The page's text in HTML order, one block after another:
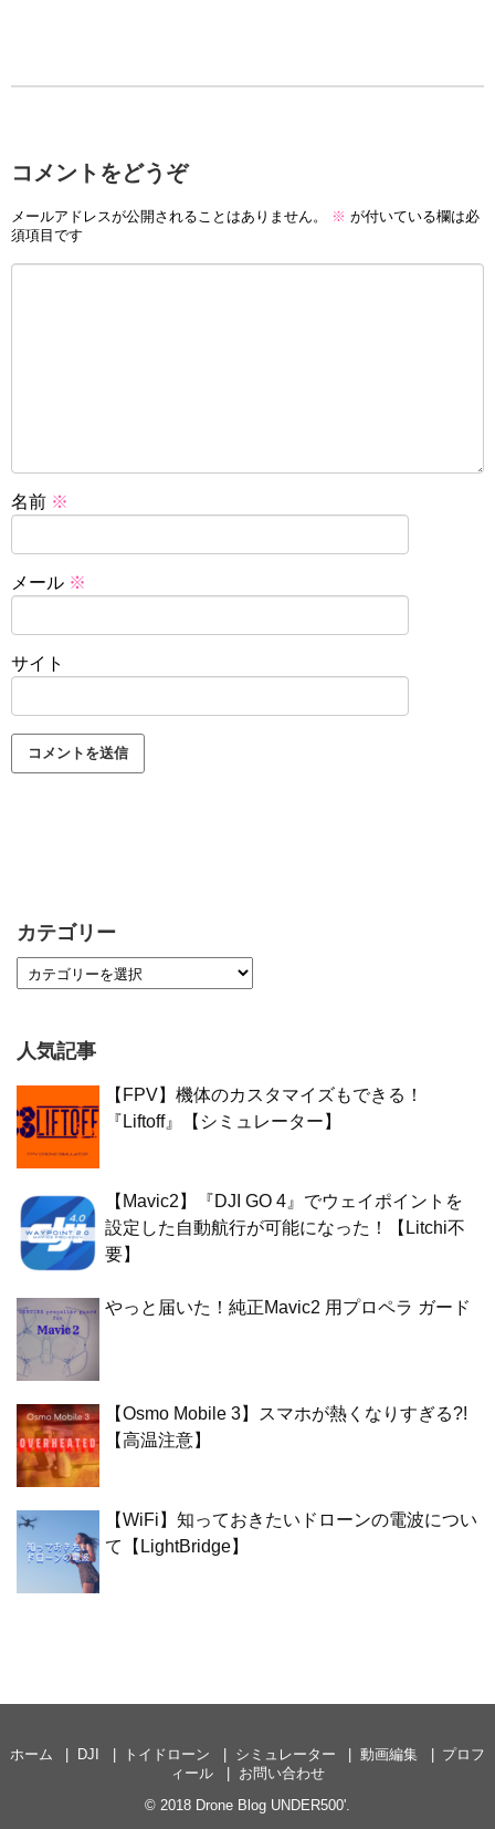
コメントをどうぞ
メールアドレスが公開されることはありません。 ※ が付いている欄は必
須項目です
名前 ※
メール ※
サイト
カテゴリー
人気記事
【FPV】機体のカスタマイズもできる！
『Liftoff』【シミュレーター】
【Mavic2】『DJI GO 4』でウェイポイントを
設定した自動航行が可能になった！【Litchi不
要】
やっと届いた！純正Mavic2 用プロペラ ガード
【Osmo Mobile 3】スマホが熱くなりすぎる?!
【高温注意】
【WiFi】知っておきたいドローンの電波につい
て【LightBridge】
ホーム DJI トイドローン シミュレーター 動画編集
プロフ
ィール
お問い合わせ
© 2018 Drone Blog UNDER500'.